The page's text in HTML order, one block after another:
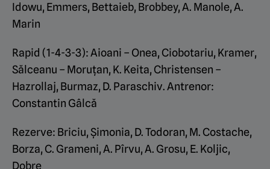
Idowu, Emmers, Bettaieb, Brobbey, A. Manole, A.
Marin
Rapid (1-4-3-3): Aioani – Onea, Ciobotariu, Kramer,
Sălceanu – Moruțan, K. Keita, Christensen –
Hazrollaj, Burmaz, D. Paraschiv. Antrenor:
Constantin Gâlcă
Rezerve: Briciu, Șimonia, D. Todoran, M. Costache,
Borza, C. Grameni, A. Pîrvu, A. Grosu, E. Koljic,
Dobre